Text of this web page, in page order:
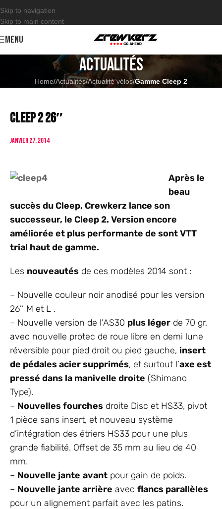
Skip to navigation
Skip to main content
MENU
Actualités
Home/Actualités/Actualité vélos/Gamme Cleep 2
Cleep 2 26″
janvier 27, 2014
Après le
beau
succès du Cleep, Crewkerz lance son
successeur, le Cleep 2. Version encore
améliorée et plus performante de sont VTT
trial haut de gamme.
Les nouveautés de ces modèles 2014 sont :
– Nouvelle couleur noir anodisé pour les version
26’’ M et L .
– Nouvelle version de l’AS30 plus léger de 70 gr,
avec nouvelle protec de roue libre en demi lune
réversible pour pied droit ou pied gauche, insert
de pédales acier supprimés, et surtout l’axe est
pressé dans la manivelle droite (Shimano
Type).
– Nouvelles fourches droite Disc et HS33, pivot
1 pièce sans insert, et nouveau système
d’intégration des étriers HS33 pour une plus
grande fiabilité. Offset de 35 mm au lieu de 40
mm.
– Nouvelle jante avant pour gain de poids.
– Nouvelle jante arrière avec flancs parallèles
pour un alignement parfait avec les patins.